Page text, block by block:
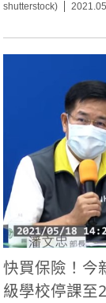
shutterstock)
快買保險！
級學校停課至